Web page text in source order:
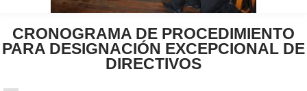
CRONOGRAMA DE PROCEDIMIENTO
PARA DESIGNACIÓN EXCEPCIONAL DE
DIRECTIVOS